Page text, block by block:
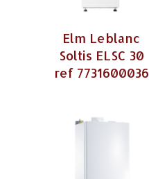
Elm Leblanc
Soltis ELSC 30
ref 7731600036